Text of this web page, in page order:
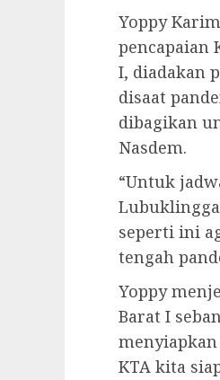
Yoppy
pencapaian
I, diadakan
disaat
dibagikan
Nasdem.
“Untuk
seperti ini
tengah
Yoppy
Barat I
KTA kita